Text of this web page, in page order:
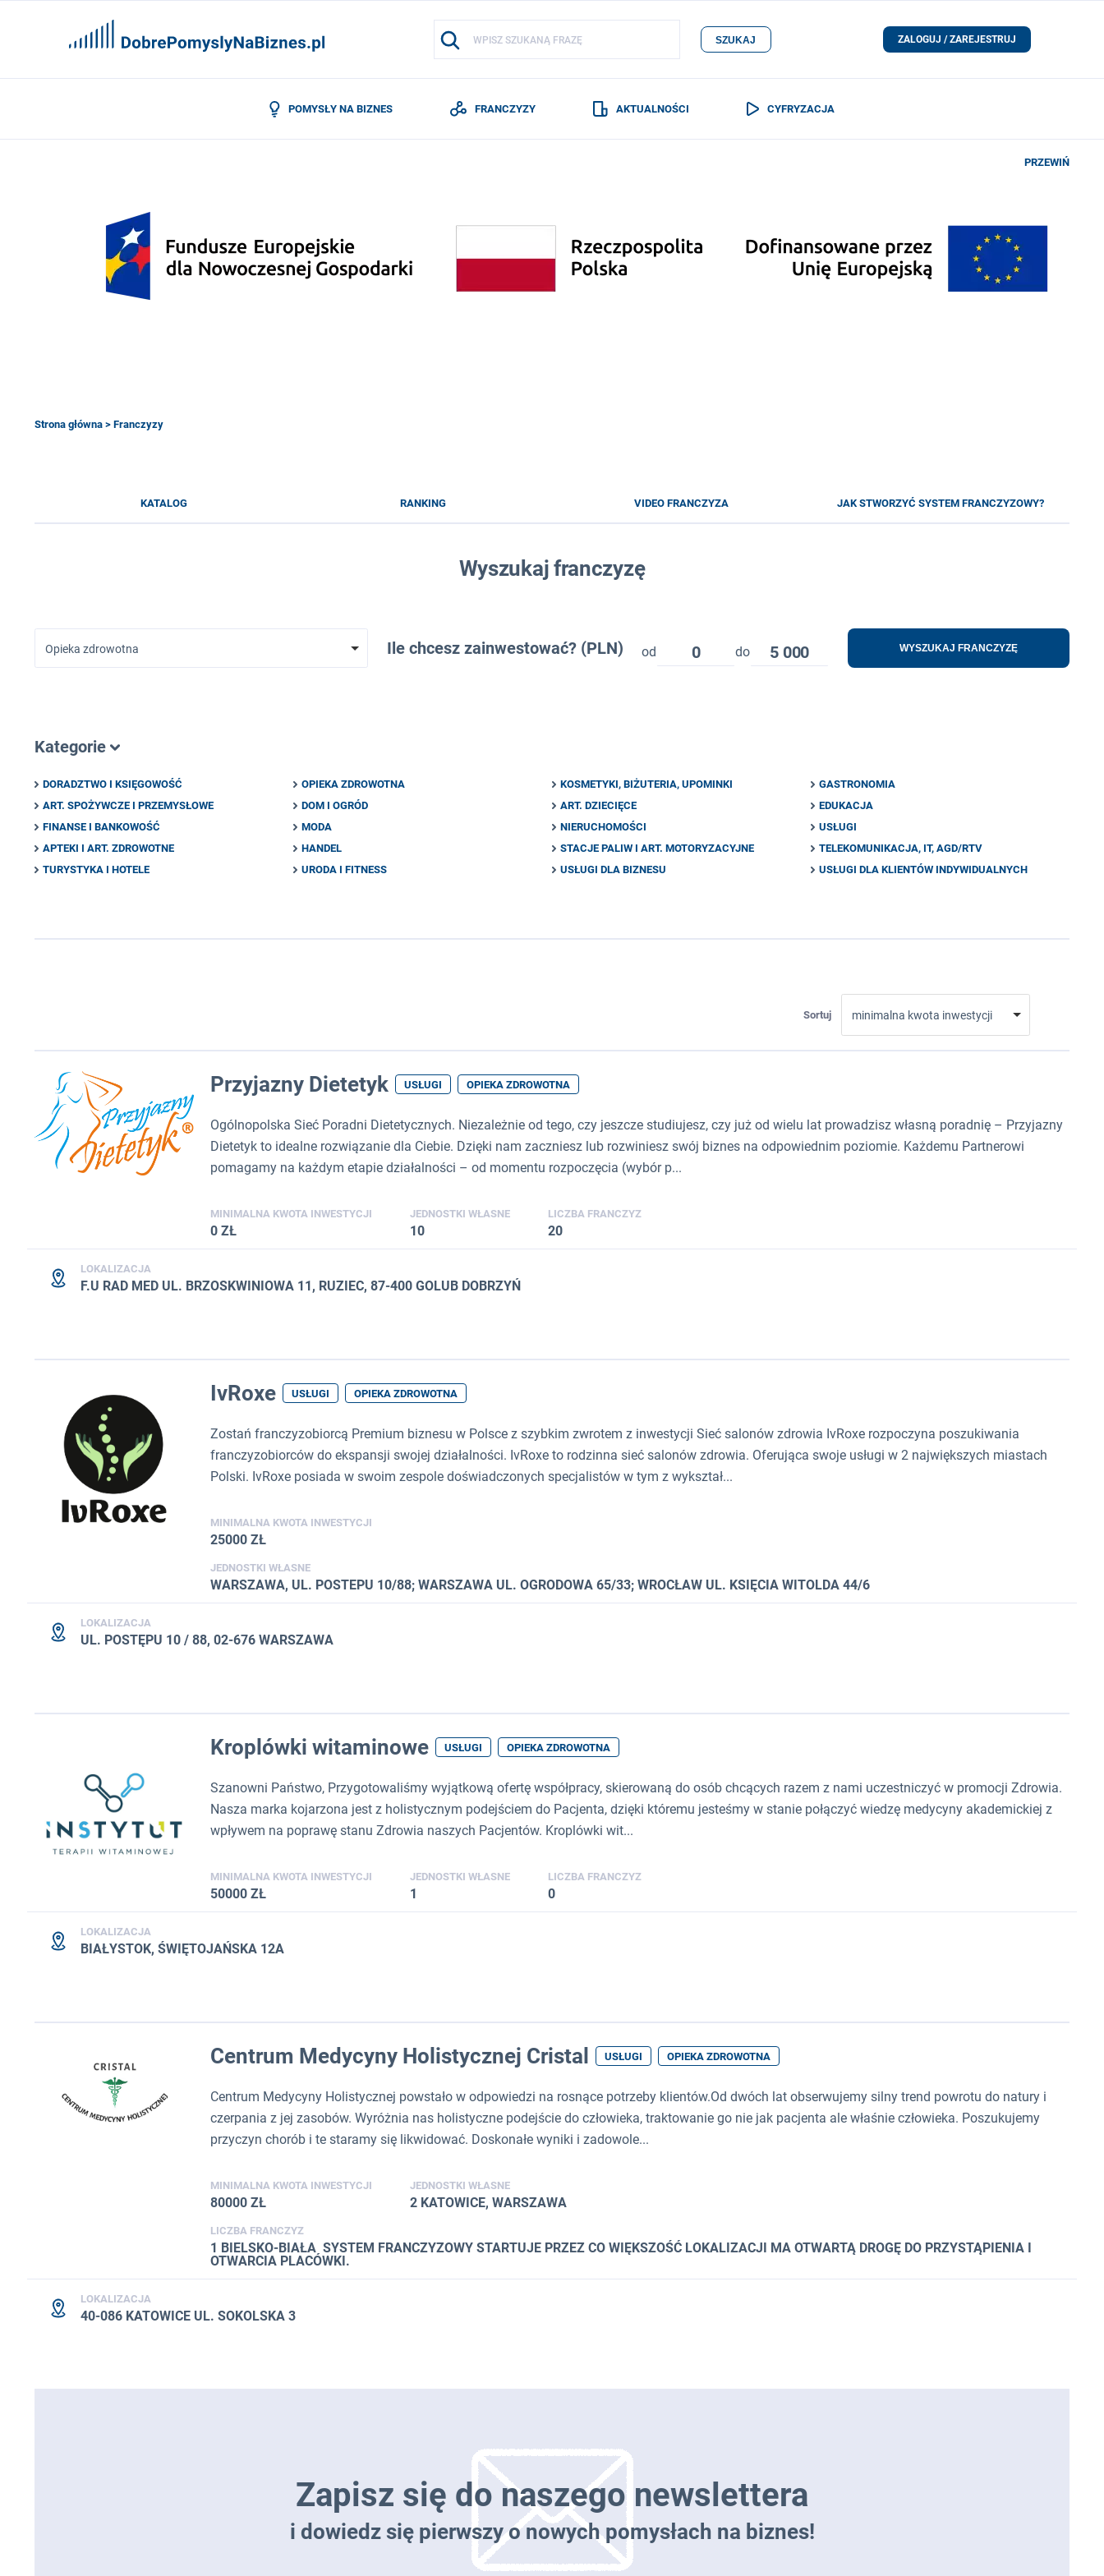
SZUKAJ ZALOGUJ / ZAREJESTRUJ
POMYSŁY NA BIZNES FRANCZYZY AKTUALNOŚCI CYFRYZACJA
PRZEWIŃ
Strona główna > Franczyzy
KATALOG RANKING VIDEO FRANCZYZA JAK STWORZYĆ SYSTEM FRANCZYZOWY?
Wyszukaj franczyzę
Opieka zdrowotna Ile chcesz zainwestować? (PLN) od 0 do 5 000 WYSZUKAJ FRANCZYZĘ
Kategorie
DORADZTWO I KSIĘGOWOŚĆ OPIEKA ZDROWOTNA KOSMETYKI, BIŻUTERIA, UPOMINKI
GASTRONOMIA
ART. SPOŻYWCZE I PRZEMYSŁOWE
DOM I OGRÓD ART. DZIECIĘCE
EDUKACJA
FINANSE I BANKOWOŚĆ
MODA NIERUCHOMOŚCI
USŁUGI
APTEKI I ART. ZDROWOTNE
HANDEL STACJE PALIW I ART. MOTORYZACYJNE
TELEKOMUNIKACJA, IT, AGD/RTV
TURYSTYKA I HOTELE
URODA I FITNESS USŁUGI DLA BIZNESU USŁUGI DLA KLIENTÓW INDYWIDUALNYCH
Sortuj minimalna kwota inwestycji
Przyjazny Dietetyk USŁUGI OPIEKA ZDROWOTNA
Ogólnopolska Sieć Poradni Dietetycznych. Niezależnie od tego, czy jeszcze studiujesz, czy już od wielu lat prowadzisz własną poradnię – Przyjazny
Dietetyk to idealne rozwiązanie dla Ciebie. Dzięki nam zaczniesz lub rozwiniesz swój biznes na odpowiednim poziomie. Każdemu Partnerowi
pomagamy na każdym etapie działalności – od momentu rozpoczęcia (wybór p...
MINIMALNA KWOTA INWESTYCJI
0 ZŁ
JEDNOSTKI WŁASNE
10
LICZBA FRANCZYZ
20
LOKALIZACJA
F.U RAD MED UL. BRZOSKWINIOWA 11, RUZIEC, 87-400 GOLUB DOBRZYŃ
IvRoxe USŁUGI OPIEKA ZDROWOTNA
Zostań franczyzobiorcą Premium biznesu w Polsce z szybkim zwrotem z inwestycji Sieć salonów zdrowia IvRoxe rozpoczyna poszukiwania
franczyzobiorców do ekspansji swojej działalności. IvRoxe to rodzinna sieć salonów zdrowia. Oferująca swoje usługi w 2 największych miastach
Polski. IvRoxe posiada w swoim zespole doświadczonych specjalistów w tym z wykształ...
MINIMALNA KWOTA INWESTYCJI
25000 ZŁ
JEDNOSTKI WŁASNE
WARSZAWA, UL. POSTEPU 10/88; WARSZAWA UL. OGRODOWA 65/33; WROCŁAW UL. KSIĘCIA WITOLDA 44/6
LOKALIZACJA
UL. POSTĘPU 10 / 88, 02-676 WARSZAWA
Kroplówki witaminowe USŁUGI OPIEKA ZDROWOTNA
Szanowni Państwo, Przygotowaliśmy wyjątkową ofertę współpracy, skierowaną do osób chcących razem z nami uczestniczyć w promocji Zdrowia.
Nasza marka kojarzona jest z holistycznym podejściem do Pacjenta, dzięki któremu jesteśmy w stanie połączyć wiedzę medycyny akademickiej z
wpływem na poprawę stanu Zdrowia naszych Pacjentów. Kroplówki wit...
MINIMALNA KWOTA INWESTYCJI
50000 ZŁ
JEDNOSTKI WŁASNE
1
LICZBA FRANCZYZ
0
LOKALIZACJA
BIAŁYSTOK, ŚWIĘTOJAŃSKA 12A
Centrum Medycyny Holistycznej Cristal USŁUGI OPIEKA ZDROWOTNA
Centrum Medycyny Holistycznej powstało w odpowiedzi na rosnące potrzeby klientów.Od dwóch lat obserwujemy silny trend powrotu do natury i
czerpania z jej zasobów. Wyróżnia nas holistyczne podejście do człowieka, traktowanie go nie jak pacjenta ale właśnie człowieka. Poszukujemy
przyczyn chorób i te staramy się likwidować. Doskonałe wyniki i zadowole...
MINIMALNA KWOTA INWESTYCJI
80000 ZŁ
JEDNOSTKI WŁASNE
2 KATOWICE, WARSZAWA
LICZBA FRANCZYZ
1 BIELSKO-BIAŁA SYSTEM FRANCZYZOWY STARTUJE PRZEZ CO WIĘKSZOŚĆ LOKALIZACJI MA OTWARTĄ DROGĘ DO PRZYSTĄPIENIA I
OTWARCIA PLACÓWKI.
LOKALIZACJA
40-086 KATOWICE UL. SOKOLSKA 3
Zapisz się do naszego newslettera
i dowiedz się pierwszy o nowych pomysłach na biznes!